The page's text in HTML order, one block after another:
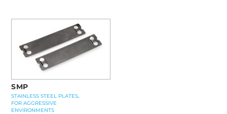
SMP
STAINLESS STEEL PLATES,
FOR AGGRESSIVE
ENVIRONMENTS